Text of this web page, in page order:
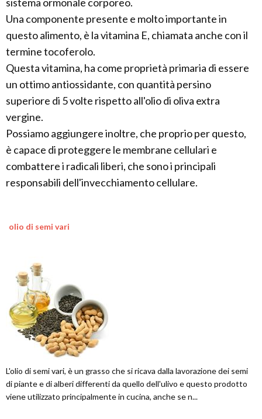
Una componente presente e molto importante in
questo alimento, è la vitamina E, chiamata anche con il
termine tocoferolo.
Questa vitamina, ha come proprietà primaria di essere
un ottimo antiossidante, con quantità persino
superiore di 5 volte rispetto all'olio di oliva extra
vergine.
Possiamo aggiungere inoltre, che proprio per questo,
è capace di proteggere le membrane cellulari e
combattere i radicali liberi, che sono i principali
responsabili dell'invecchiamento cellulare.
olio di semi vari
L'olio di semi vari, è un grasso che si ricava dalla lavorazione dei semi
di piante e di alberi differenti da quello dell'ulivo e questo prodotto
viene utilizzato principalmente in cucina, anche se n...